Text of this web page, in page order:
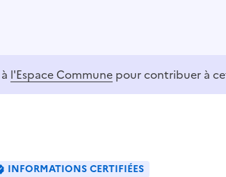
l'Espace Commune pour contribuer à
INFORMATIONS CERTIFIÉES